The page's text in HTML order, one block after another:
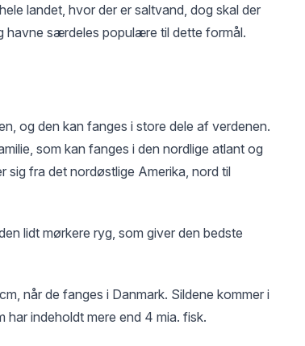
landet, hvor der er saltvand, dog skal der
havne særdeles populære til dette formål.
og den kan fanges i store dele af verdenen.
som kan fanges i den nordlige atlant og
sig fra det nordøstlige Amerika, nord til
lidt mørkere ryg, som giver den bedste
når de fanges i Danmark. Sildene kommer i
har indeholdt mere end 4 mia. fisk.